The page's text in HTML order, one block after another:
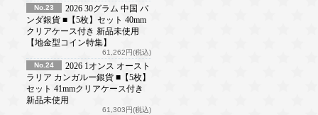
No.23
2026 30グラム 中国 パ
ンダ銀貨 ■【5枚】セット 40mm
クリアケース付き 新品未使用
【地金型コイン特集】
61,262円(税込)
No.24
2026 1オンス オースト
ラリア カンガルー銀貨 ■【5枚】
セット 41mmクリアケース付き
新品未使用
61,303円(税込)